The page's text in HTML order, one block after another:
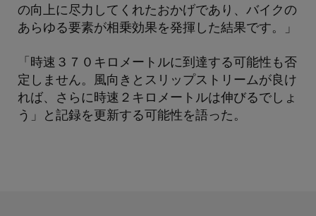
の向上に尽力してくれたおかげであり、バイクの
あらゆる要素が相乗効果を発揮した結果です。」
「時速３７０キロメートルに到達する可能性も否
定しません。風向きとスリップストリームが良け
れば、さらに時速２キロメートルは伸びるでしょ
う」と記録を更新する可能性を語った。